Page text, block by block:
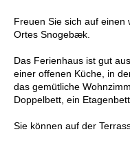
Freuen Sie sich auf einen
Ortes Snogebæk.
Das Ferienhaus ist gut
einer offenen Küche, in
das gemütliche
Doppelbett, ein
Sie können auf der